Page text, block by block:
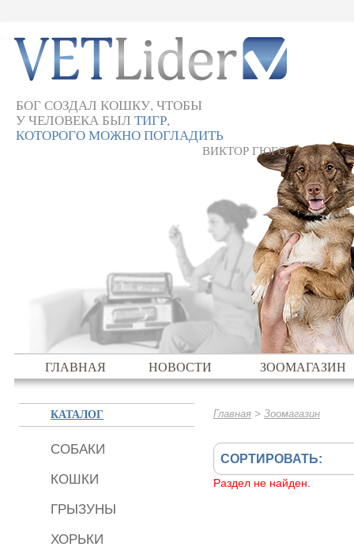
БОГ СОЗДАЛ КОШКУ, ЧТОБЫ
У ЧЕЛОВЕКА БЫЛТИГР,
КОТОРОГО МОЖНО ПОГЛАДИТЬ
ВИКТОР ГЮГО
ГЛАВНАЯ НОВОСТИ ЗООМАГАЗИН
Главная> Зоомагазин
СОРТИРОВАТЬ:
Раздел не найден.
КАТАЛОГ
СОБАКИ
КОШКИ
ГРЫЗУНЫ
ХОРЬКИ